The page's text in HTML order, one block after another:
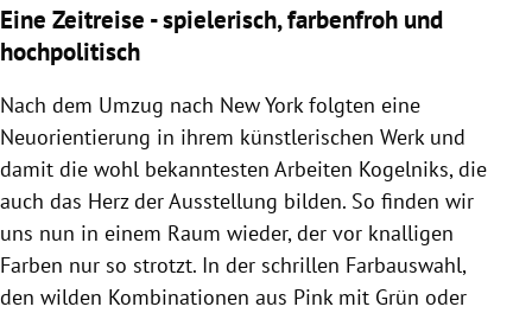
Eine Zeitreise - spielerisch, farbenfroh und
hochpolitisch
Nach dem Umzug nach New York folgten eine
Neuorientierung in ihrem künstlerischen Werk und
damit die wohl bekanntesten Arbeiten Kogelniks, die
auch das Herz der Ausstellung bilden. So finden wir
uns nun in einem Raum wieder, der vor knalligen
Farben nur so strotzt. In der schrillen Farbauswahl,
den wilden Kombinationen aus Pink mit Grün oder